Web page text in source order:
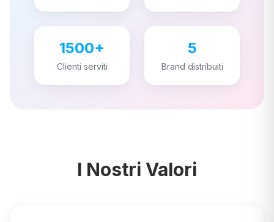
📞Chiamaci Ora
1500+
Clienti serviti
5
Brand distribuiti
I Nostri Valori